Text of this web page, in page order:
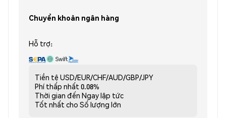
Chuyển khoản ngân hàng
Hỗ trợ:
Tiền tệ USD/EUR/CHF/AUD/GBP/JPY
Phí thấp nhất 0.08%
Thời gian đến Ngay lập tức
Tốt nhất cho Số lượng lớn